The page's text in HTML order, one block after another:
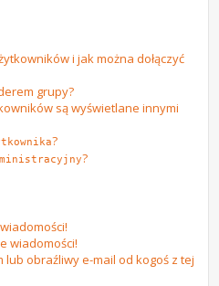
i jak można dołączyć
grupy?
są wyświetlane innymi
?
?
wiadomości!
lub obraźliwy e-mail od kogoś z tej